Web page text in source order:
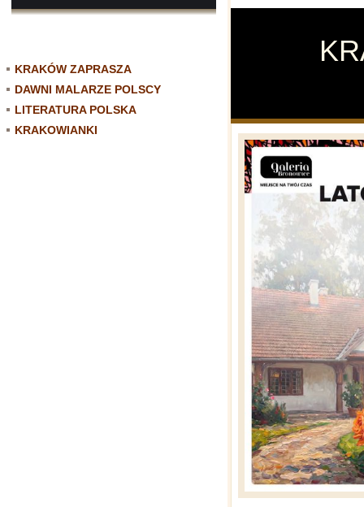
KRAKÓW ZAPRASZA
DAWNI MALARZE POLSCY
LITERATURA POLSKA
KRAKOWIANKI